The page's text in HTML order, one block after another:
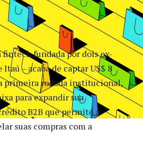
fintech fundada por dois ex-
Itaú – acaba de captar US$ 8
primeira rodada institucional,
para expandir sua
B2B que permite a
suas compras com a